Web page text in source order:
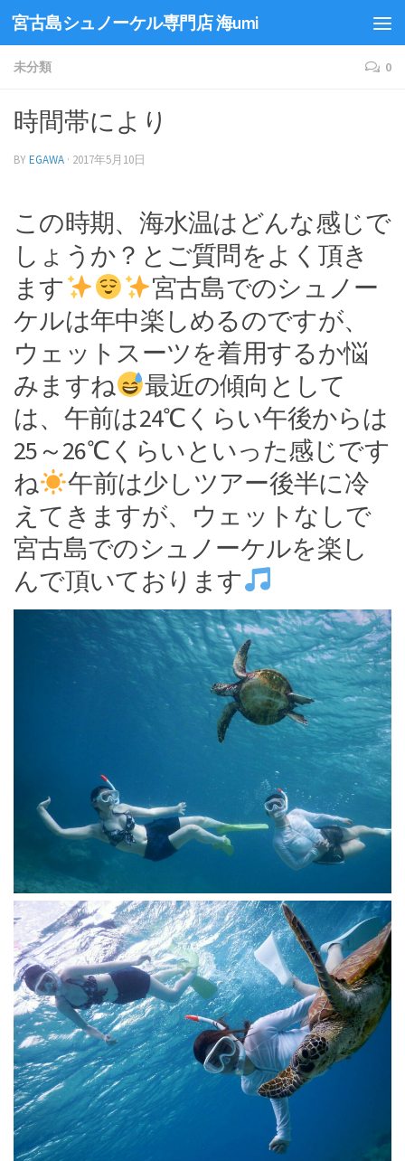
宮古島シュノーケル専門店 海umi
未分類 0
時間帯により
BYEGAWA · 2017年5月10日
この時期、海水温はどんな感じで
しょうか？とご質問をよく頂き
ます
宮古島でのシュノー
ケルは年中楽しめるのですが、
ウェットスーツを着用するか悩
みますね
最近の傾向として
は、午前は24℃くらい午後からは
25～26℃くらいといった感じです
ね
午前は少しツアー後半に冷
えてきますが、ウェットなしで
宮古島でのシュノーケルを楽し
んで頂いております